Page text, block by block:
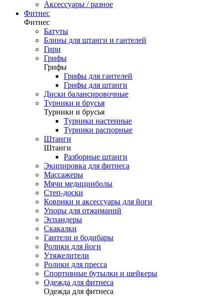
Аксессуары / разное
Фитнес
Фитнес
Батуты
Блины для штанги и гантелей
Гири
Грифы
Грифы
Грифы для гантелей
Грифы для штанги
Диски балансировочные
Турники и брусья
Турники и брусья
Турники настенные
Турники распорные
Штанги
Штанги
Разборные штанги
Экипировка для фитнеса
Массажеры
Мячи медицинболы
Степ-доски
Коврики и аксессуары для йоги
Упоры для отжиманий
Эспандеры
Скакалки
Гантели и бодибары
Ролики для йоги
Утяжелители
Ролики для пресса
Спортивные бутылки и шейкеры
Одежда для фитнеса
Одежда для фитнеса